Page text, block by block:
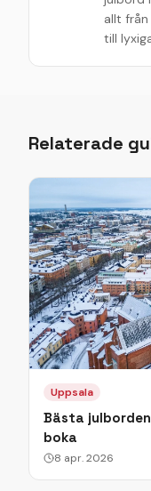
allt
till
Relaterade
Uppsala
Bästa
boka
8 apr. 2026